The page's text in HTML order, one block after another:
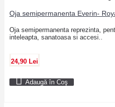
Oja semipermanenta Everin-
Oja semipermanenta reprezinta,
inteleapta, sanatoasa si accesi..
24,90 Lei
Adaugă în Coş